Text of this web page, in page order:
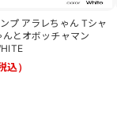
プ アラレちゃん Tシャ
んとオボッチャマン
）